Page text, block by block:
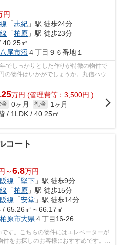
円
「志紀 」駅 徒歩24分
「柏原 」駅 徒歩23分
40.25㎡
八尾市沼 ４丁目９６番地１
でしっかりとした作りが特徴の物件で
の物件はいかがでしょうか。丸信ハウス
ー...
万円 (管理費等：3,500円 )
金 0ヶ月 礼金
1ヶ月
/ 1LDK / 40.25㎡
コート
～6.8万円
線 「堅下 」駅 徒歩9分
「柏原 」駅 徒歩15分
線 「安堂 」駅 徒歩14分
/ 65.26㎡～66.17㎡
柏原市大県 ４丁目16-26
す。こちらの物件にはエレベーターが
をお探しのお客様におすすめです。